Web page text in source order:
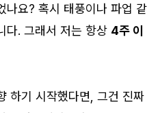
나요? 혹시 태풍이나 파업 같
다. 그래서 저는 항상 4주 이
하기 시작했다면, 그건 진짜